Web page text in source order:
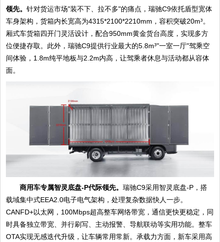
领先。针对货运市场"装不下、拉不多"的痛点，瑞驰C9依托盾型宽体
车身架构，货箱内长宽高为4315*2100*2210mm，容积突破20m³。
厢式车货箱四开门灵活设计，配合950mm黄金货台高度，实现多方
位便捷存取。此外，瑞驰C9提供行业最大的5.8m³"一室一厅"驾乘空
间体验，1.8m纯平地板与2.2m内高，让驾乘者休息与活动都从容体
面。
商用车专属智灵底盘-P代际领先。瑞驰C9采用智灵底盘-P，搭
载域集中式EEA2.0电子电气架构，处理复杂数据快人一步。
CANFD+以太网，100Mbps超高整车网络带宽，通信更快更稳定，同
时具备独立带宽、并行刷写、主动报警、导航联动等实用功能。整车
OTA实现无感迭代升级，让车辆常用常新。承载力方面，新车采用高